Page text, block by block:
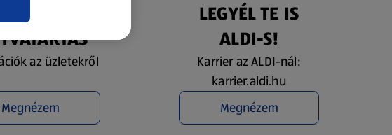
ÉS
az üzletekről
Megnézem
LEGYÉL TE IS
ALDI-S!
Karrier az ALDI-nál:
karrier.aldi.hu
Megnézem